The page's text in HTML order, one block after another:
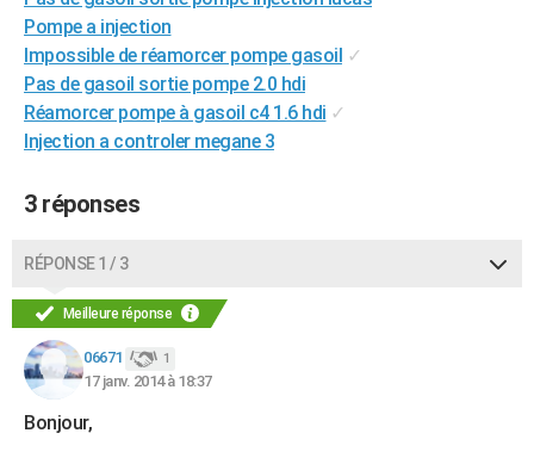
GUIDES D'ACHAT
BONS PLANS
CARTE DE VOEUX
Dictionnaire
Biographies
Citations
Expressions
Proverbes
PROGRAMME TV
COPAINS D'AVANT
S'inscrire
Se connecter
Lycées
Collèges
Primaires
Universités
Entreprises
Service militaire
Avis de recherche
AVIS DE DÉCÈS
FORUM
Pompe a injection
Impossible de réamorcer pompe gasoil ✓
Pas de gasoil sortie pompe 2.0 hdi
Réamorcer pompe à gasoil c4 1.6 hdi ✓
Injection a controler megane 3
3 réponses
RÉPONSE 1 / 3
Meilleure réponse
06671 1
17 janv. 2014 à 18:37
Bonjour,